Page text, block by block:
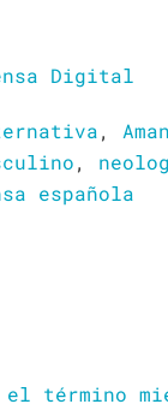
Digital
,
,
española
término